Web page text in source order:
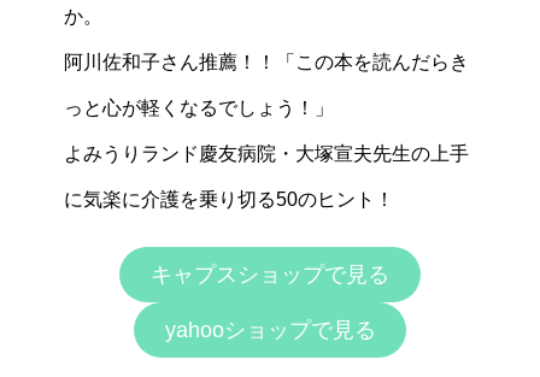
か。
阿川佐和子さん推薦！！「この本を読んだらき
っと心が軽くなるでしょう！」
よみうりランド慶友病院・大塚宣夫先生の上手
に気楽に介護を乗り切る50のヒント！
キャプスショップで見る
yahooショップで見る